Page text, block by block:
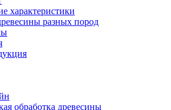
характеристики
разных пород
обработка древесины